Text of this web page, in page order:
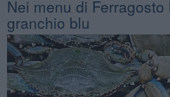
Nei menu di
granchio blu